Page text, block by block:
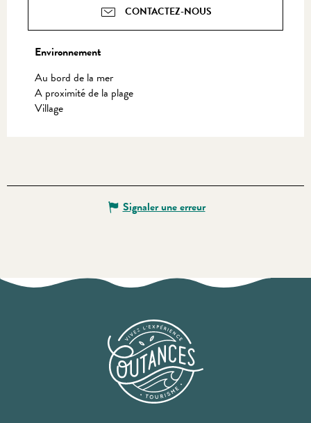
CONTACTEZ-NOUS
Environnement
Environnement
Au bord de la mer
A proximité de la plage
Village
Signaler une erreur